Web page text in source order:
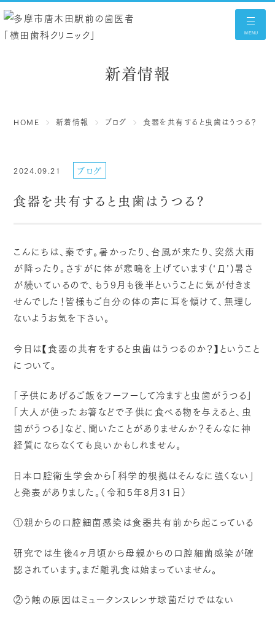
新着情報
HOME 新着情報 ブログ 食器を共有すると虫歯はうつる？
2024.09.21 ブログ
食器を共有すると虫歯はうつる？
こんにちは、秦です。暑かったり、台風が来たり、突然大雨
が降ったり。さすがに体が悲鳴を上げています(‘Д’)暑さ
が続いているので、もう9月も後半ということに気が付きま
せんでした！皆様もご自分の体の声に耳を傾けて、無理し
ないようお気を下さい。
今日は【食器の共有をすると虫歯はうつるのか？】ということ
について。
「子供にあげるご飯をフーフーして冷ますと虫歯がうつる」
「大人が使ったお箸などで子供に食べる物を与えると、虫
歯がうつる」など、聞いたことがありませんか？そんなに神
経質にならなくても良いかもしれません。
日本口腔衛生学会から「科学的根拠はそんなに強くない」
と発表がありました。（令和5年8月31日）
①親からの口腔細菌感染は食器共有前から起こっている
研究では生後4ヶ月頃から母親からの口腔細菌感染が確
認されています。まだ離乳食は始まっていません。
②う蝕の原因はミュータンスレンサ球菌だけではない
MENU